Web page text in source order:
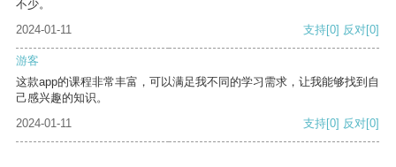
不少。
2024-01-11
支持[0] 反对[0]
游客
这款app的课程非常丰富，可以满足我不同的学习需求，让我能够找到自
己感兴趣的知识。
2024-01-11
支持[0] 反对[0]